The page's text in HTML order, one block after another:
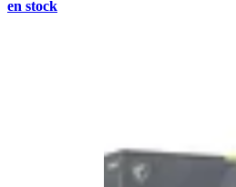
en stock